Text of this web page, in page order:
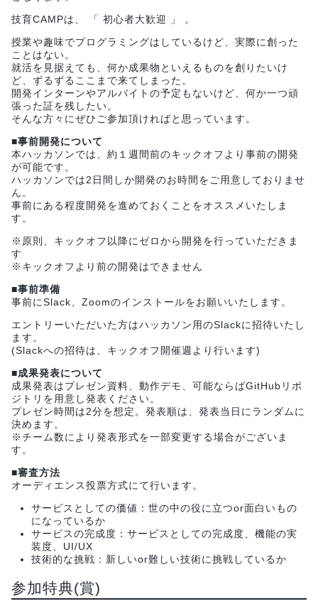
技育CAMPは、 「 初心者大歓迎 」 。
授業や趣味でプログラミングはしているけど、実際に創った
ことはない。
就活を見据えても、何か成果物といえるものを創りたいけ
ど、ずるずるここまで来てしまった。
開発インターンやアルバイトの予定もないけど、何か一つ頑
張った証を残したい。
そんな方々にぜひご参加頂ければと思っています。
■事前開発について
本ハッカソンでは、約１週間前のキックオフより事前の開発
が可能です。
ハッカソンでは2日間しか開発のお時間をご用意しておりませ
ん。
事前にある程度開発を進めておくことをオススメいたしま
す。
※原則、キックオフ以降にゼロから開発を行っていただきま
す
※キックオフより前の開発はできません
■事前準備
事前にSlack、Zoomのインストールをお願いいたします。
エントリーいただいた方はハッカソン用のSlackに招待いたし
ます。
(Slackへの招待は、キックオフ開催週より行います)
■成果発表について
成果発表はプレゼン資料、動作デモ、可能ならばGitHubリポ
ジトリを用意し発表ください。
プレゼン時間は2分を想定。発表順は、発表当日にランダムに
決めます。
※チーム数により発表形式を一部変更する場合がございま
す。
■審査方法
オーディエンス投票方式にて行います。
サービスとしての価値：世の中の役に立つor面白いもの
になっているか
サービスの完成度：サービスとしての完成度、機能の実
装度、UI/UX
技術的な挑戦：新しいor難しい技術に挑戦しているか
参加特典(賞)